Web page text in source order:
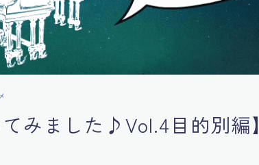
みました♪Vol.4目的別編】